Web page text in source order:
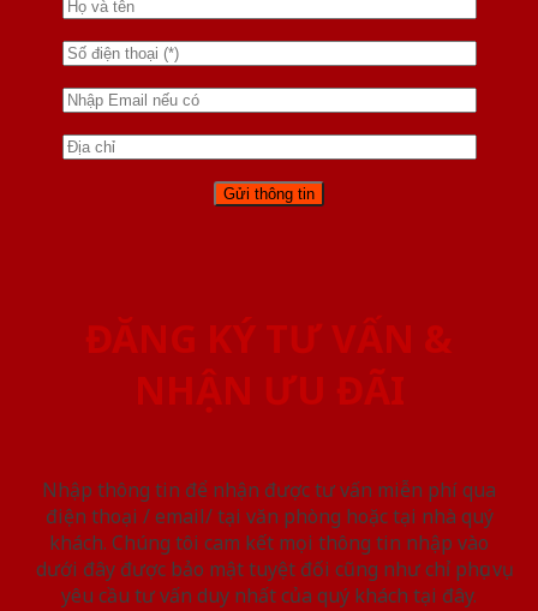
ĐĂNG KÝ TƯ VẤN &
NHẬN ƯU ĐÃI
Nhập thông tin để nhận được tư vấn miễn phí qua
điện thoại / email/ tại văn phòng hoặc tại nhà quý
khách. Chúng tôi cam kết mọi thông tin nhập vào
dưới đây được bảo mật tuyệt đối cũng như chỉ phục vụ
yêu cầu tư vấn duy nhất của quý khách tại đây.